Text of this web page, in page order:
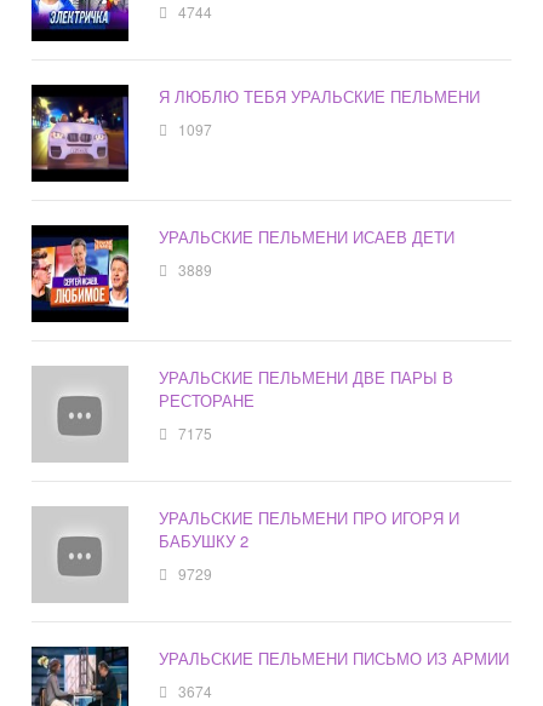
4744
Я ЛЮБЛЮ ТЕБЯ УРАЛЬСКИЕ ПЕЛЬМЕНИ
1097
УРАЛЬСКИЕ ПЕЛЬМЕНИ ИСАЕВ ДЕТИ
3889
УРАЛЬСКИЕ ПЕЛЬМЕНИ ДВЕ ПАРЫ В
РЕСТОРАНЕ
7175
УРАЛЬСКИЕ ПЕЛЬМЕНИ ПРО ИГОРЯ И
БАБУШКУ 2
9729
УРАЛЬСКИЕ ПЕЛЬМЕНИ ПИСЬМО ИЗ АРМИИ
3674